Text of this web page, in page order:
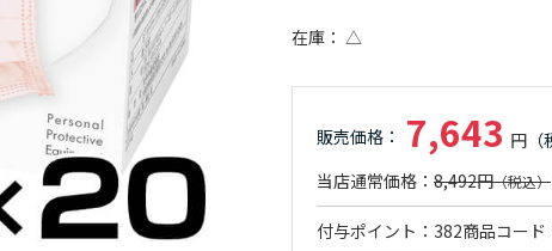
在庫 △
7,643
8,492円
付与ポイント 382商品コード